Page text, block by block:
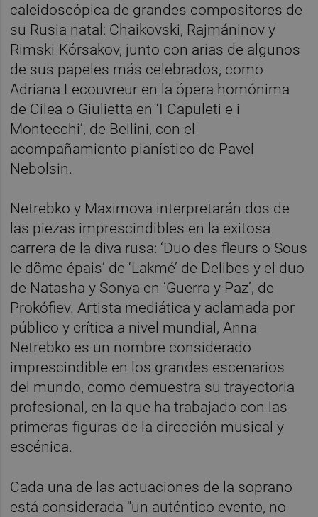
caleidoscópica de grandes compositores de
su Rusia natal: Chaikovski, Rajmáninov y
Rimski-Kórsakov, junto con arias de algunos
de sus papeles más celebrados, como
Adriana Lecouvreur en la ópera homónima
de Cilea o Giulietta en ‘I Capuleti e i
Montecchi’, de Bellini, con el
acompañamiento pianístico de Pavel
Nebolsin.
Netrebko y Maximova interpretarán dos de
las piezas imprescindibles en la exitosa
carrera de la diva rusa: ‘Duo des fleurs o Sous
le dôme épais’ de ‘Lakmé’ de Delibes y el duo
de Natasha y Sonya en ‘Guerra y Paz’, de
Prokófiev. Artista mediática y aclamada por
público y crítica a nivel mundial, Anna
Netrebko es un nombre considerado
imprescindible en los grandes escenarios
del mundo, como demuestra su trayectoria
profesional, en la que ha trabajado con las
primeras figuras de la dirección musical y
escénica.
Cada una de las actuaciones de la soprano
está considerada "un auténtico evento, no